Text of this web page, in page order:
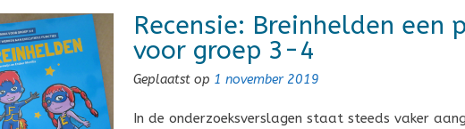
Recensie: Breinhelden een
voor groep 3-4
Geplaatst op 1 november 2019
In de onderzoeksverslagen staat steeds vaker